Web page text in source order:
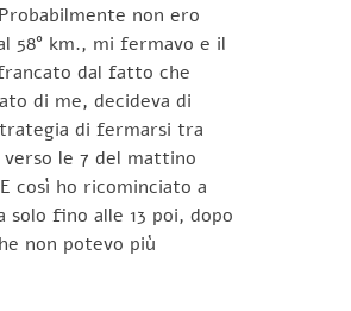
non ero
58° km., mi fermavo e il
dal fatto che
di me, decideva di
di fermarsi tra
le 7 del mattino
così ho ricominciato a
fino alle 13 poi, dopo
non potevo più